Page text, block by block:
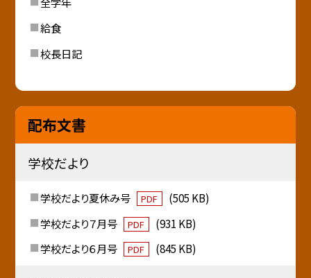
給食
校長日記
配布文書
学校だより
学校だより夏休み号 PDF
(505 KB)
学校だより７月号
PDF
(931 KB)
学校だより６月号
PDF (845 KB)